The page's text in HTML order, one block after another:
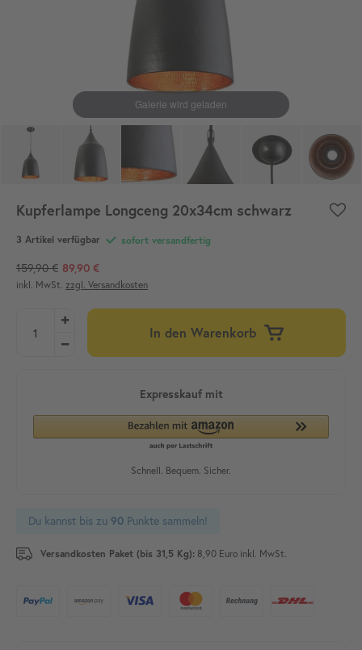
Kupferlampe Longceng 20x34cm schwarz
3 Artikel verfügbar sofort versandfertig
159,90 € 89,90 €
inkl. MwSt. zzgl. Versandkosten
In den Warenkorb
Du kannst bis zu 90 Punkte sammeln!
Versandkosten Paket (bis 31,5 Kg): 8,90 Euro inkl. MwSt.